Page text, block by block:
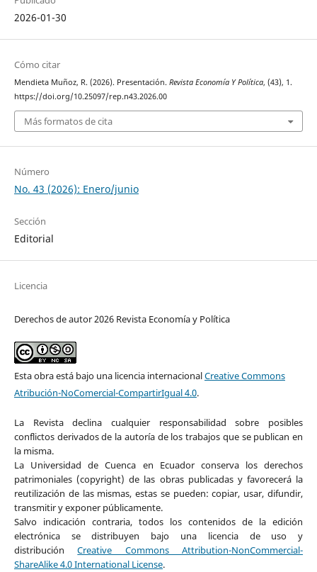
2026-01-30
Cómo citar
Mendieta Muñoz, R. (2026). Presentación. Revista Economía Y Política, (43), 1.
https://doi.org/10.25097/rep.n43.2026.00
Más formatos de cita
Número
No. 43 (2026): Enero/junio
Sección
Editorial
Licencia
Derechos de autor 2026 Revista Economía y Política
Esta obra está bajo una licencia internacionalCreative Commons
Atribución-NoComercial-CompartirIgual 4.0.
La Revista declina cualquier responsabilidad sobre posibles
conflictos derivados de la autoría de los trabajos que se publican en
la misma.
La Universidad de Cuenca en Ecuador conserva los derechos
patrimoniales (copyright) de las obras publicadas y favorecerá la
reutilización de las mismas, estas se pueden: copiar, usar, difundir,
transmitir y exponer públicamente.
Salvo indicación contraria, todos los contenidos de la edición
electrónica se distribuyen bajo una licencia de uso y
distribuciónCreative Commons Attribution-NonCommercial-
ShareAlike 4.0 International License.